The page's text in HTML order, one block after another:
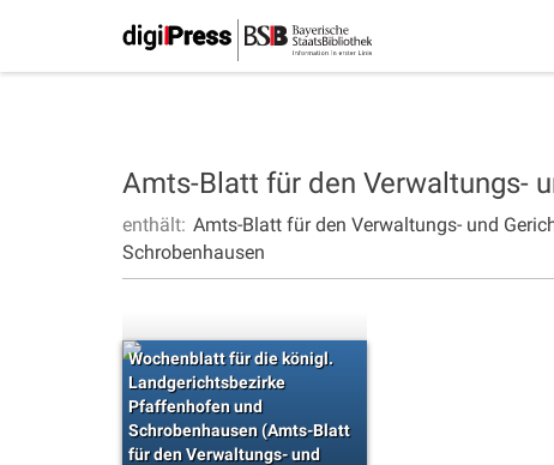
Amts-Blatt für den Verwaltungs-
enthält: Amts-Blatt für den Verwaltungs- und
Schrobenhausen
Wochenblatt für die königl.
Landgerichtsbezirke
Pfaffenhofen und
Schrobenhausen (Amts-Blatt
für den Verwaltungs- und